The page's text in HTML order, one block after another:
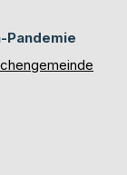
Pandemie